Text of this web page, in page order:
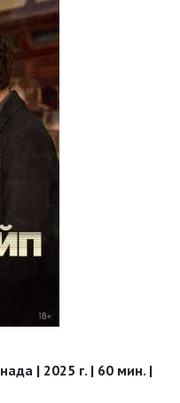
| 2025 г. | 60 мин. |